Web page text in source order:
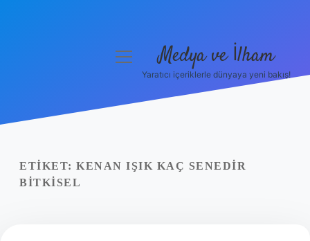
Yasal Uyarı
menüyüMedya ve İlham
Yaratıcı içeriklerle dünyaya yeni bakış!
ETIKET: KENAN IŞIK KAÇ SENEDIR
BITKISEL